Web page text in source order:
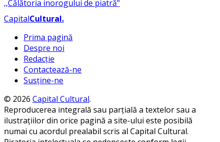
CapitalCultural.
Prima pagină
Despre noi
Redacție
Contactează-ne
Susține-ne
© 2026 Capital Cultural.
Reproducerea integrală sau parțială a textelor sau a
ilustrațiilor din orice pagină a site-ului este posibilă
numai cu acordul prealabil scris al Capital Cultural.